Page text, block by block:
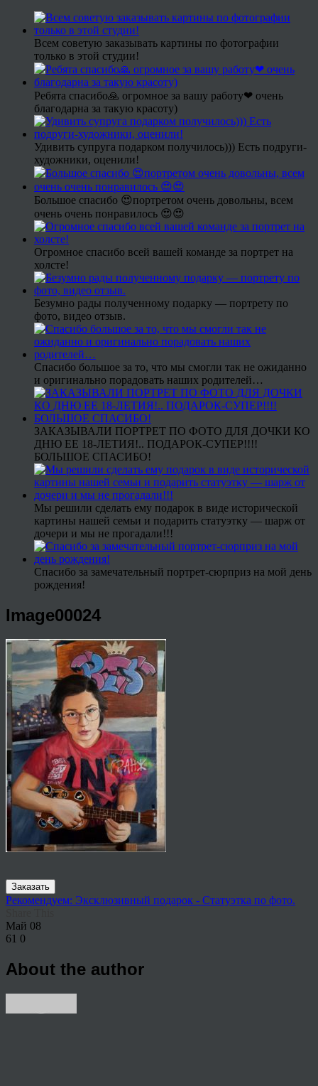
Всем советую заказывать картины по фотографии
только в этой студии!
Ребята спасибо🙏 огромное за вашу работу❤ очень
благодарна за такую красоту)
Удивить супруга подарком получилось))) Есть подруги-
художники, оценили!
Большое спасибо 😍портретом очень довольны, всем
очень очень понравилось 😍😍
Огромное спасибо всей вашей команде за портрет на
холсте!
Безумно рады полученному подарку — портрету по
фото, видео отзыв.
Спасибо большое за то, что мы смогли так не ожиданно
и оригинально порадовать наших родителей…
ЗАКАЗЫВАЛИ ПОРТРЕТ ПО ФОТО ДЛЯ ДОЧКИ КО
ДНЮ ЕЕ 18-ЛЕТИЯ!.. ПОДАРОК-СУПЕР!!!!
БОЛЬШОЕ СПАСИБО!
Мы решили сделать ему подарок в виде исторической
картины нашей семьи и подарить статуэтку — шарж от
дочери и мы не прогадали!!!
Спасибо за замечательный портрет-сюрприз на мой день
рождения!
Image00024
Заказать
Рекомендуем: Эксклюзивный подарок - Статуэтка по фото.
Май 08
61 0
About the author